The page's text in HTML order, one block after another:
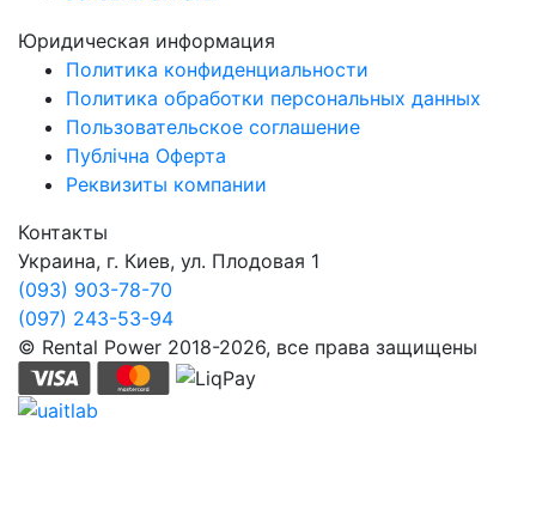
Юридическая информация
Политика конфиденциальности
Политика обработки персональных данных
Пользовательское соглашение
Публічна Оферта
Реквизиты компании
Контакты
Украина, г. Киев, ул. Плодовая 1
(093) 903-78-70
(097) 243-53-94
© Rental Power 2018-2026, все права защищены